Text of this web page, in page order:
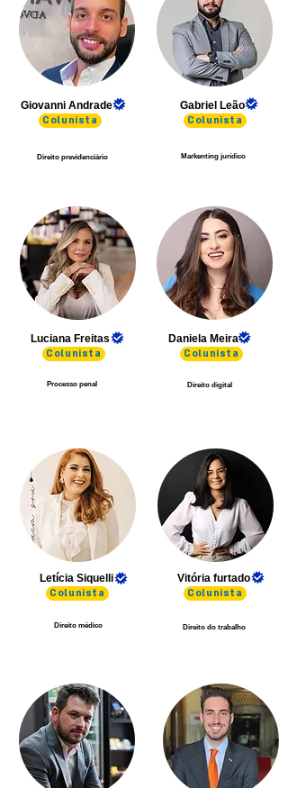
Giovanni Andrade
Colunista
Direito previdenciário
Gabriel Leão
Colunista
Markenting jurídico
Luciana Freitas
Colunista
Processo penal
Daniela Meira
Colunista
Direito digital
Letícia Siquelli
Colunista
Direito médico
Vitória furtado
Colunista
Direito do trabalho